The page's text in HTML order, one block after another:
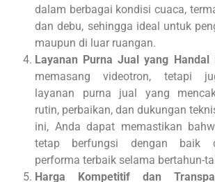
dalam berbagai kondisi cuaca,
dan debu, sehingga ideal untuk
maupun di luar ruangan.
Layanan Purna Jual yang Handal
memasang videotron, tetapi
layanan purna jual yang
rutin, perbaikan, dan dukungan
ini, Anda dapat memastikan
tetap berfungsi dengan baik
performa terbaik selama bertahun-
Harga Kompetitif dan